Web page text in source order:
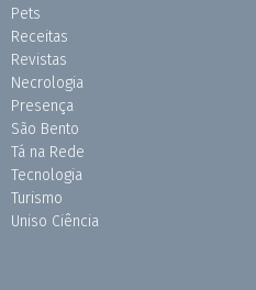
Pets
Receitas
Revistas
Necrologia
Presença
São Bento
Tá na Rede
Tecnologia
Turismo
Uniso Ciência